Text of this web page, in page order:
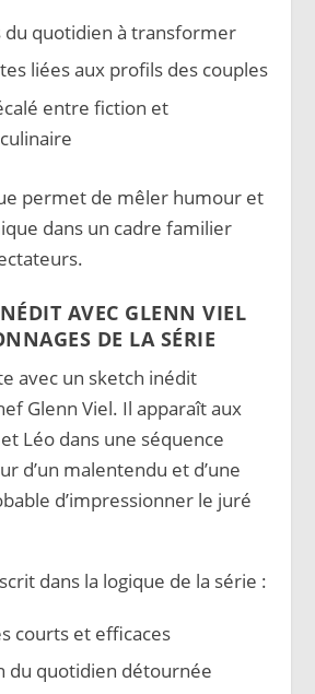
du quotidien à transformer
liées aux profils des couples
entre fiction et
permet de mêler humour et
dans un cadre familier
AVEC GLENN VIEL
DE LA SÉRIE
avec un sketch inédit
Glenn Viel. Il apparaît aux
Léo dans une séquence
d’un malentendu et d’une
d’impressionner le juré
dans la logique de la série :
courts et efficaces
du quotidien détournée